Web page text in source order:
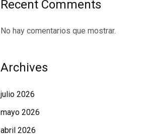
Recent Comments
No hay comentarios que mostrar.
Archives
julio 2026
mayo 2026
abril 2026